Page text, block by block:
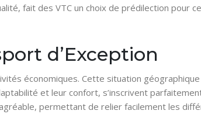
fait des VTC un choix de prédilection pour
d’Exception
économiques. Cette situation
et leur confort, s’inscrivent
permettant de relier facilement les